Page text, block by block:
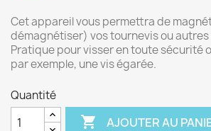
Cet appareil vous permettra de
démagnétiser) vos tournevis ou
Pratique pour visser en toute sécurité
par exemple, une vis égarée.
Quantité
 AJOUTER AU